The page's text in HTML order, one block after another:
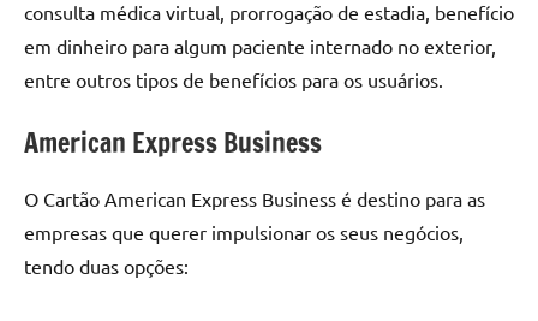
consulta médica virtual, prorrogação de estadia, benefício
em dinheiro para algum paciente internado no exterior,
entre outros tipos de benefícios para os usuários.
American Express Business
O Cartão American Express Business é destino para as
empresas que querer impulsionar os seus negócios,
tendo duas opções: